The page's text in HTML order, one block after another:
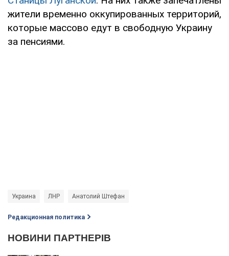
жители временно оккупированных территорий,
которые массово едут в свободную Украину
за пенсиями.
Украина ЛНР Анатолий Штефан
Редакционная политика